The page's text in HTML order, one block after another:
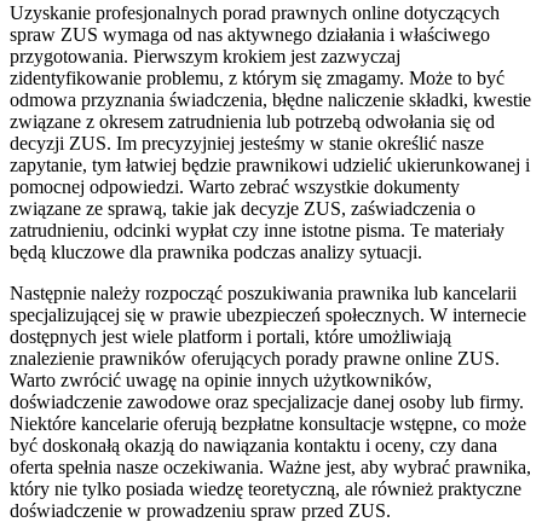
Uzyskanie profesjonalnych porad prawnych online dotyczących
spraw ZUS wymaga od nas aktywnego działania i właściwego
przygotowania. Pierwszym krokiem jest zazwyczaj
zidentyfikowanie problemu, z którym się zmagamy. Może to być
odmowa przyznania świadczenia, błędne naliczenie składki, kwestie
związane z okresem zatrudnienia lub potrzebą odwołania się od
decyzji ZUS. Im precyzyjniej jesteśmy w stanie określić nasze
zapytanie, tym łatwiej będzie prawnikowi udzielić ukierunkowanej i
pomocnej odpowiedzi. Warto zebrać wszystkie dokumenty
związane ze sprawą, takie jak decyzje ZUS, zaświadczenia o
zatrudnieniu, odcinki wypłat czy inne istotne pisma. Te materiały
będą kluczowe dla prawnika podczas analizy sytuacji.
Następnie należy rozpocząć poszukiwania prawnika lub kancelarii
specjalizującej się w prawie ubezpieczeń społecznych. W internecie
dostępnych jest wiele platform i portali, które umożliwiają
znalezienie prawników oferujących porady prawne online ZUS.
Warto zwrócić uwagę na opinie innych użytkowników,
doświadczenie zawodowe oraz specjalizacje danej osoby lub firmy.
Niektóre kancelarie oferują bezpłatne konsultacje wstępne, co może
być doskonałą okazją do nawiązania kontaktu i oceny, czy dana
oferta spełnia nasze oczekiwania. Ważne jest, aby wybrać prawnika,
który nie tylko posiada wiedzę teoretyczną, ale również praktyczne
doświadczenie w prowadzeniu spraw przed ZUS.